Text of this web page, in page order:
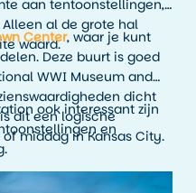
aan tentoonstellingen,
al de grote hal
waard.
Center, waar je kunt
Deze buurt is goed
WWI Museum and
dicht
dit een logische
middag in Kansas City.
ook interessant zijn
en